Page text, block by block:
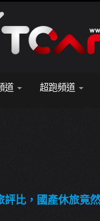
道 超跑頻道
評比，國產休旅竟